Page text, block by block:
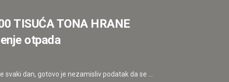
TISUĆA TONA HRANE
otpada
dan, gotovo je nezamisliv podatak da se ...